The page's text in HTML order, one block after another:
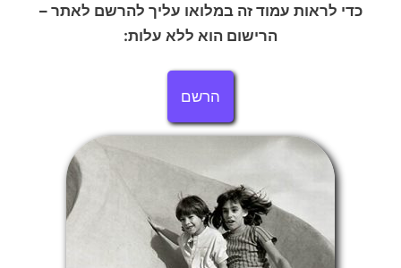
כדי לראות עמוד זה במלואו עליך להרשם לאתר –
הרישום הוא ללא עלות:
הרשם